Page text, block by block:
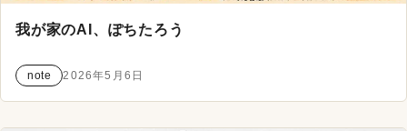
我が家のAI、ぽちたろう
note 2026年5月6日